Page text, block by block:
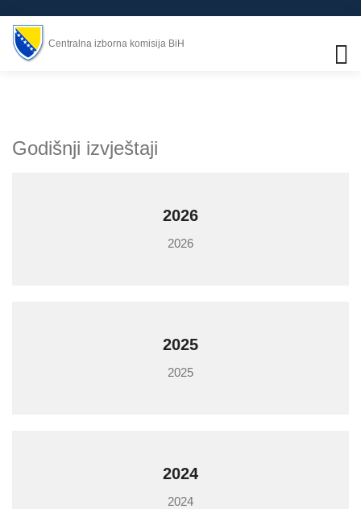
Centralna izborna komisija BiH
Godišnji izvještaji
2026
2026
2025
2025
2024
2024